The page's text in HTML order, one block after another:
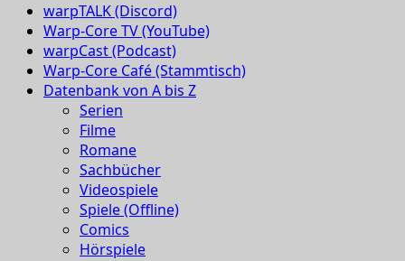
warpTALK (Discord)
Warp-Core TV (YouTube)
warpCast (Podcast)
Warp-Core Café (Stammtisch)
Datenbank von A bis Z
Serien
Filme
Romane
Sachbücher
Videospiele
Spiele (Offline)
Comics
Hörspiele